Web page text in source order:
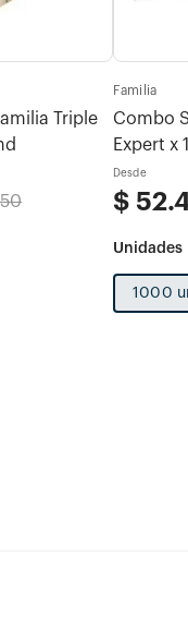
Triple
Familia
Combo
Expert x
Desde
$ 52.
1000